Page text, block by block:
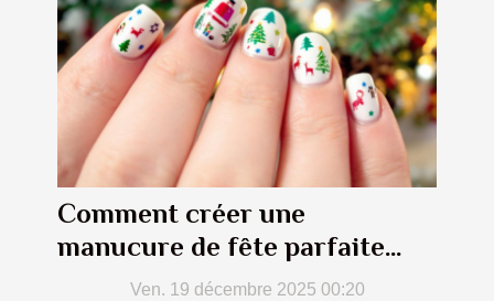
Comment créer une
manucure de fête parfaite
avec des autocollants
Ven. 19 décembre 2025 00:20